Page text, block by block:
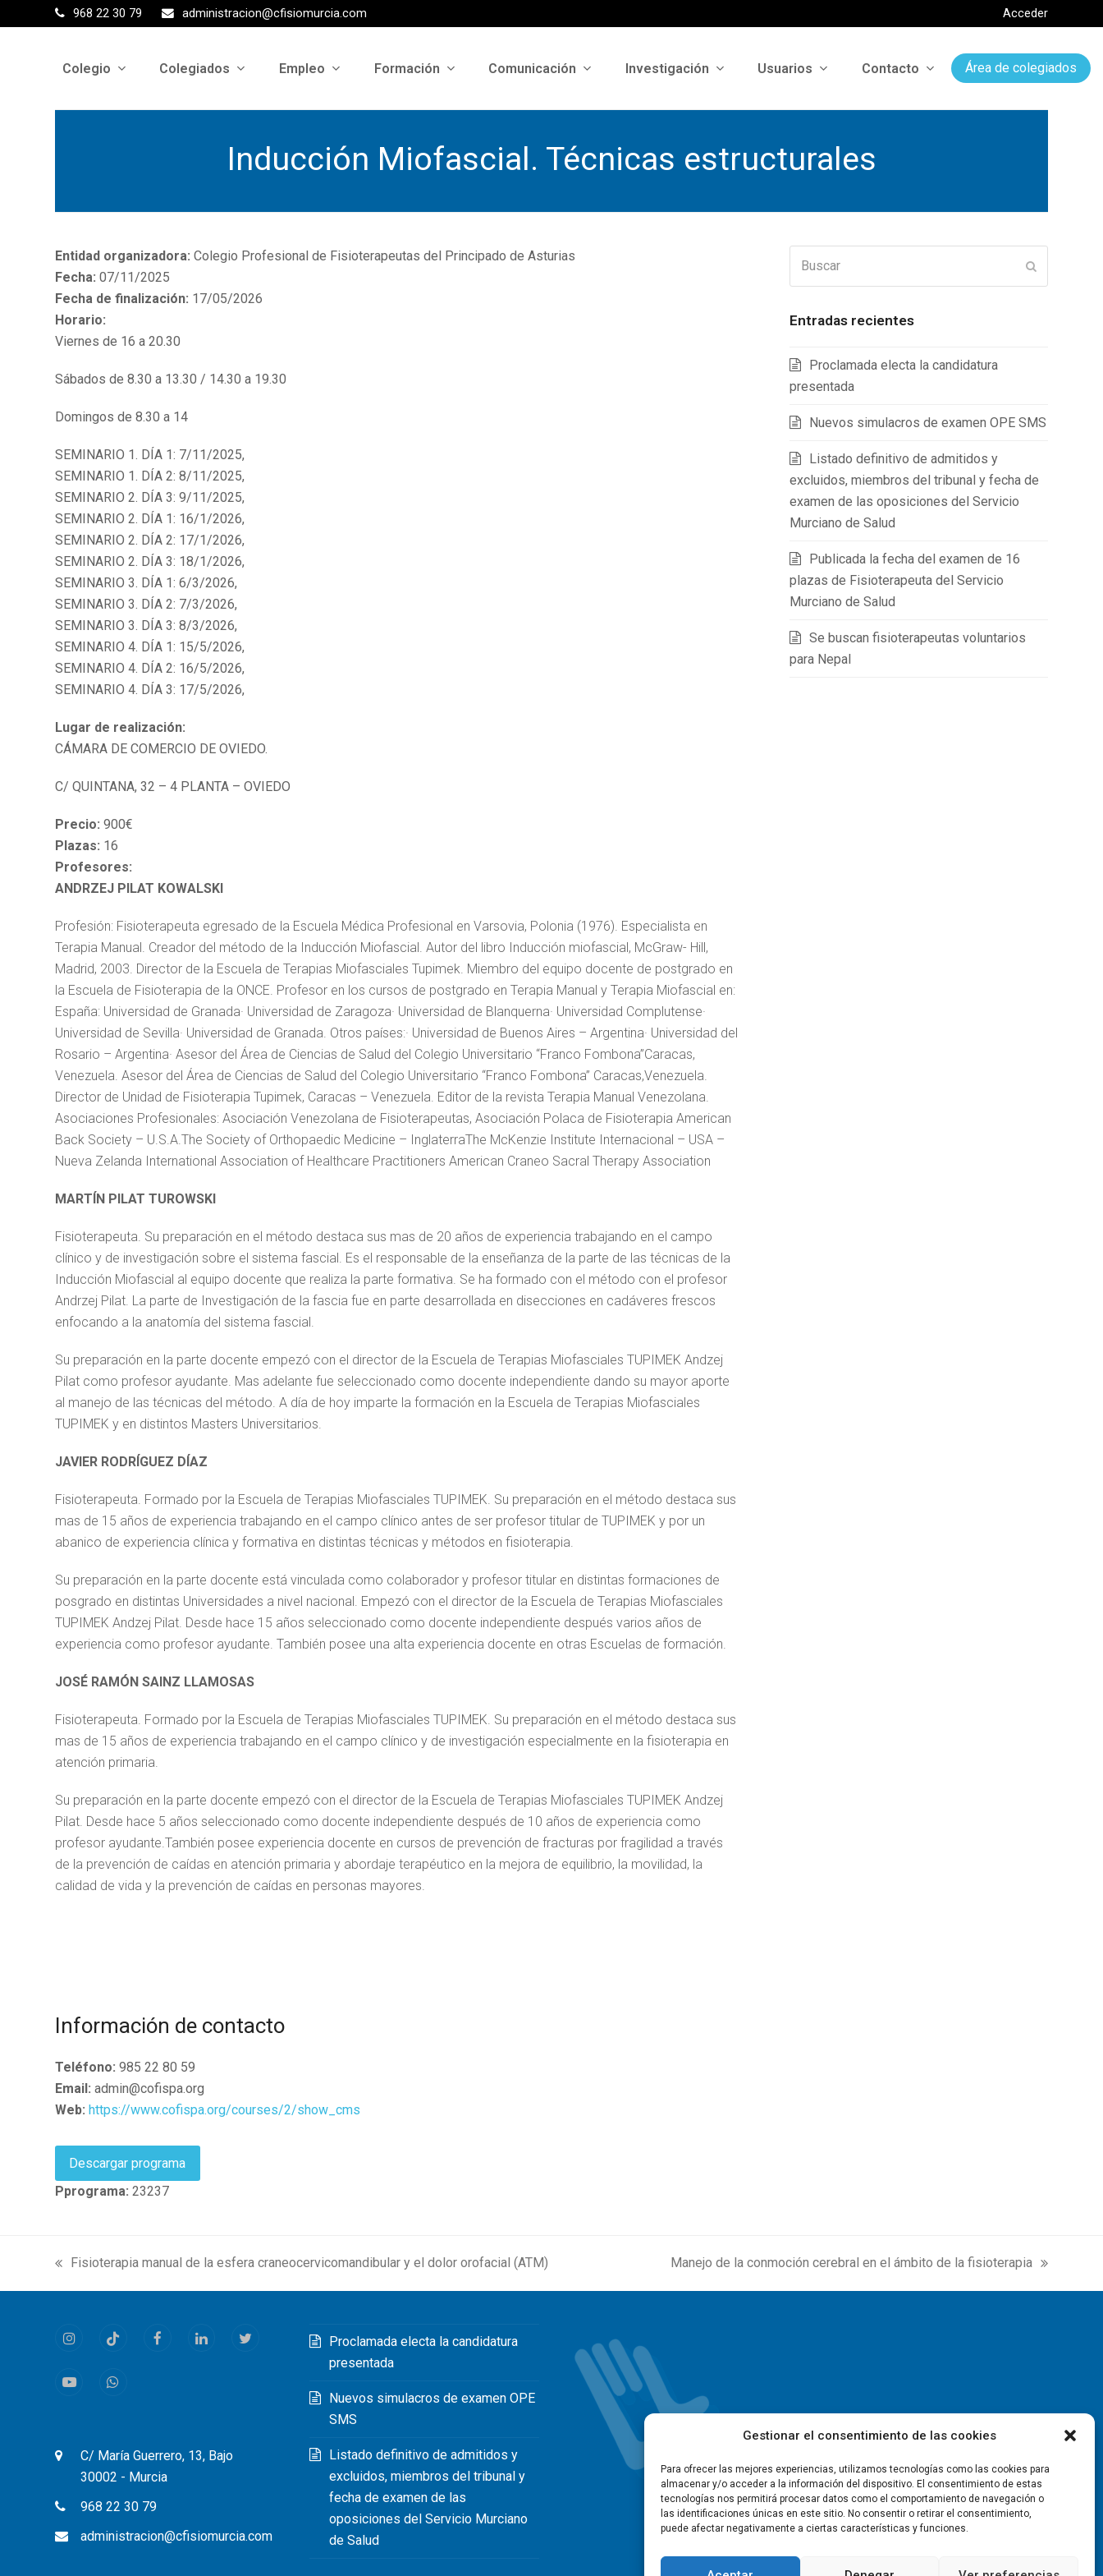
Gestionar el consentimiento de las cookies
Para ofrecer las mejores experiencias, utilizamos tecnologías como las cookies para
almacenar y/o acceder a la información del dispositivo. El consentimiento de estas
tecnologías nos permitirá procesar datos como el comportamiento de navegación o
las identificaciones únicas en este sitio. No consentir o retirar el consentimiento,
puede afectar negativamente a ciertas características y funciones.
968 22 30 79 administracion@cfisiomurcia.com Acceder
Colegio Colegiados Empleo Formación Comunicación Investigación Usuarios Contacto Área de colegiados
Inducción Miofascial. Técnicas estructurales
Entidad organizadora: Colegio Profesional de Fisioterapeutas del Principado de Asturias
Fecha: 07/11/2025
Fecha de finalización: 17/05/2026
Horario:
Viernes de 16 a 20.30
Sábados de 8.30 a 13.30 / 14.30 a 19.30
Domingos de 8.30 a 14
SEMINARIO 1. DÍA 1: 7/11/2025,
SEMINARIO 1. DÍA 2: 8/11/2025,
SEMINARIO 2. DÍA 3: 9/11/2025,
SEMINARIO 2. DÍA 1: 16/1/2026,
SEMINARIO 2. DÍA 2: 17/1/2026,
SEMINARIO 2. DÍA 3: 18/1/2026,
SEMINARIO 3. DÍA 1: 6/3/2026,
SEMINARIO 3. DÍA 2: 7/3/2026,
SEMINARIO 3. DÍA 3: 8/3/2026,
SEMINARIO 4. DÍA 1: 15/5/2026,
SEMINARIO 4. DÍA 2: 16/5/2026,
SEMINARIO 4. DÍA 3: 17/5/2026,
Lugar de realización:
CÁMARA DE COMERCIO DE OVIEDO.
C/ QUINTANA, 32 – 4 PLANTA – OVIEDO
Precio: 900€
Plazas: 16
Profesores:
ANDRZEJ PILAT KOWALSKI
Profesión: Fisioterapeuta egresado de la Escuela Médica Profesional en Varsovia, Polonia (1976). Especialista en
Terapia Manual. Creador del método de la Inducción Miofascial. Autor del libro Inducción miofascial, McGraw- Hill,
Madrid, 2003. Director de la Escuela de Terapias Miofasciales Tupimek. Miembro del equipo docente de postgrado en
la Escuela de Fisioterapia de la ONCE. Profesor en los cursos de postgrado en Terapia Manual y Terapia Miofascial en:
España: Universidad de Granada· Universidad de Zaragoza· Universidad de Blanquerna· Universidad Complutense·
Universidad de Sevilla· Universidad de Granada. Otros países:· Universidad de Buenos Aires – Argentina· Universidad del
Rosario – Argentina· Asesor del Área de Ciencias de Salud del Colegio Universitario “Franco Fombona”Caracas,
Venezuela. Asesor del Área de Ciencias de Salud del Colegio Universitario “Franco Fombona” Caracas,Venezuela.
Director de Unidad de Fisioterapia Tupimek, Caracas – Venezuela. Editor de la revista Terapia Manual Venezolana.
Asociaciones Profesionales: Asociación Venezolana de Fisioterapeutas, Asociación Polaca de Fisioterapia American
Back Society – U.S.A.The Society of Orthopaedic Medicine – InglaterraThe McKenzie Institute Internacional – USA –
Nueva Zelanda International Association of Healthcare Practitioners American Craneo Sacral Therapy Association
MARTÍN PILAT TUROWSKI
Fisioterapeuta. Su preparación en el método destaca sus mas de 20 años de experiencia trabajando en el campo
clínico y de investigación sobre el sistema fascial. Es el responsable de la enseñanza de la parte de las técnicas de la
Inducción Miofascial al equipo docente que realiza la parte formativa. Se ha formado con el método con el profesor
Andrzej Pilat. La parte de Investigación de la fascia fue en parte desarrollada en disecciones en cadáveres frescos
enfocando a la anatomía del sistema fascial.
Su preparación en la parte docente empezó con el director de la Escuela de Terapias Miofasciales TUPIMEK Andzej
Pilat como profesor ayudante. Mas adelante fue seleccionado como docente independiente dando su mayor aporte
al manejo de las técnicas del método. A día de hoy imparte la formación en la Escuela de Terapias Miofasciales
TUPIMEK y en distintos Masters Universitarios.
JAVIER RODRÍGUEZ DÍAZ
Fisioterapeuta. Formado por la Escuela de Terapias Miofasciales TUPIMEK. Su preparación en el método destaca sus
mas de 15 años de experiencia trabajando en el campo clínico antes de ser profesor titular de TUPIMEK y por un
abanico de experiencia clínica y formativa en distintas técnicas y métodos en fisioterapia.
Su preparación en la parte docente está vinculada como colaborador y profesor titular en distintas formaciones de
posgrado en distintas Universidades a nivel nacional. Empezó con el director de la Escuela de Terapias Miofasciales
TUPIMEK Andzej Pilat. Desde hace 15 años seleccionado como docente independiente después varios años de
experiencia como profesor ayudante. También posee una alta experiencia docente en otras Escuelas de formación.
JOSÉ RAMÓN SAINZ LLAMOSAS
Fisioterapeuta. Formado por la Escuela de Terapias Miofasciales TUPIMEK. Su preparación en el método destaca sus
mas de 15 años de experiencia trabajando en el campo clínico y de investigación especialmente en la fisioterapia en
atención primaria.
Su preparación en la parte docente empezó con el director de la Escuela de Terapias Miofasciales TUPIMEK Andzej
Pilat. Desde hace 5 años seleccionado como docente independiente después de 10 años de experiencia como
profesor ayudante.También posee experiencia docente en cursos de prevención de fracturas por fragilidad a través
de la prevención de caídas en atención primaria y abordaje terapéutico en la mejora de equilibrio, la movilidad, la
calidad de vida y la prevención de caídas en personas mayores.
Información de contacto
Teléfono: 985 22 80 59
Email: admin@cofispa.org
Web: https://www.cofispa.org/courses/2/show_cms
Descargar programa
Pprograma: 23237
Entradas recientes
Proclamada electa la candidatura
presentada
Nuevos simulacros de examen OPE SMS
Listado definitivo de admitidos y
excluidos, miembros del tribunal y fecha de
examen de las oposiciones del Servicio
Murciano de Salud
Publicada la fecha del examen de 16
plazas de Fisioterapeuta del Servicio
Murciano de Salud
Se buscan fisioterapeutas voluntarios
para Nepal
previous
post:
Fisioterapia manual de la esfera craneocervicomandibular y el dolor orofacial (ATM)
next
post:
Manejo de la conmoción cerebral en el ámbito de la fisioterapia
InstagramTiktok FacebookLinkedInTwitter
YoutubeWhatsapp
C/ María Guerrero, 13, Bajo
30002 - Murcia
968 22 30 79
administracion@cfisiomurcia.com
Proclamada electa la candidatura
presentada
Nuevos simulacros de examen OPE
SMS
Listado definitivo de admitidos y
excluidos, miembros del tribunal y
fecha de examen de las
oposiciones del Servicio Murciano
de Salud